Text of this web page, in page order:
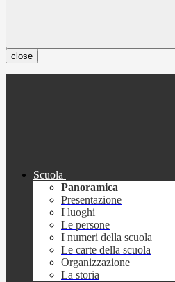
close
Scuola
Panoramica
Presentazione
I luoghi
Le persone
I numeri della scuola
Le carte della scuola
Organizzazione
La storia